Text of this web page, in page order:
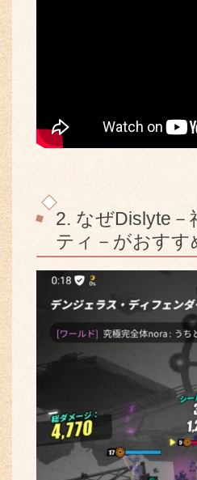
2. なぜDislyte－
ティ－がおすす